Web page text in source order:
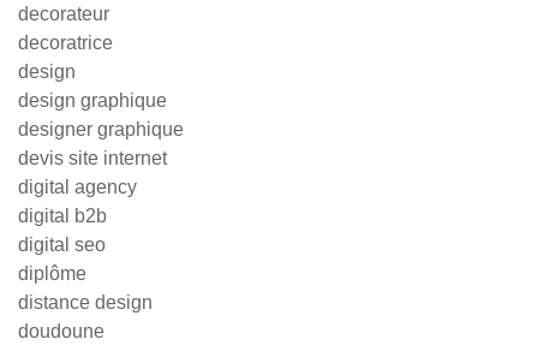
decorateur
decoratrice
design
design graphique
designer graphique
devis site internet
digital agency
digital b2b
digital seo
diplôme
distance design
doudoune